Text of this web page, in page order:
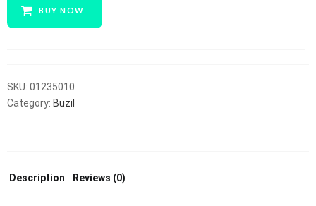
BUY NOW
SKU: 01235010
Category: Buzil
Description Reviews (0)